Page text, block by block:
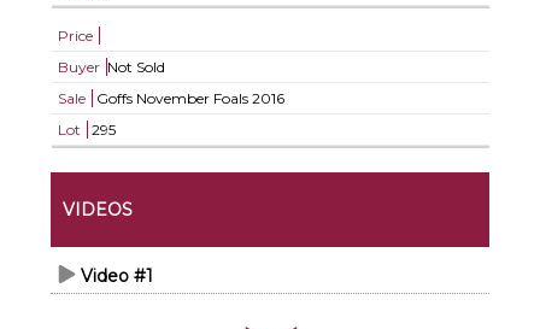
Price
Buyer Not Sold
Sale
Goffs November Foals 2016
Lot
295
VIDEOS
Video #1